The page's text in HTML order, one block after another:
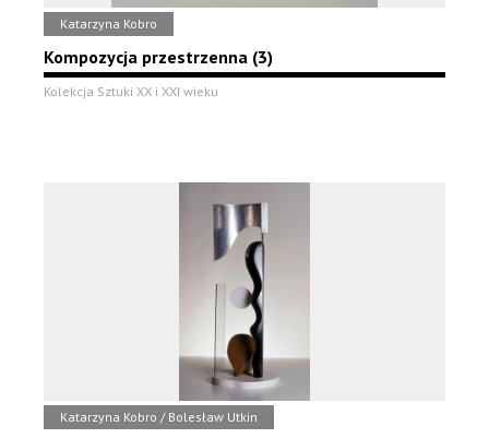
Katarzyna Kobro
Kompozycja przestrzenna (3)
Kolekcja Sztuki XX i XXI wieku
Katarzyna Kobro / Bolesław Utkin